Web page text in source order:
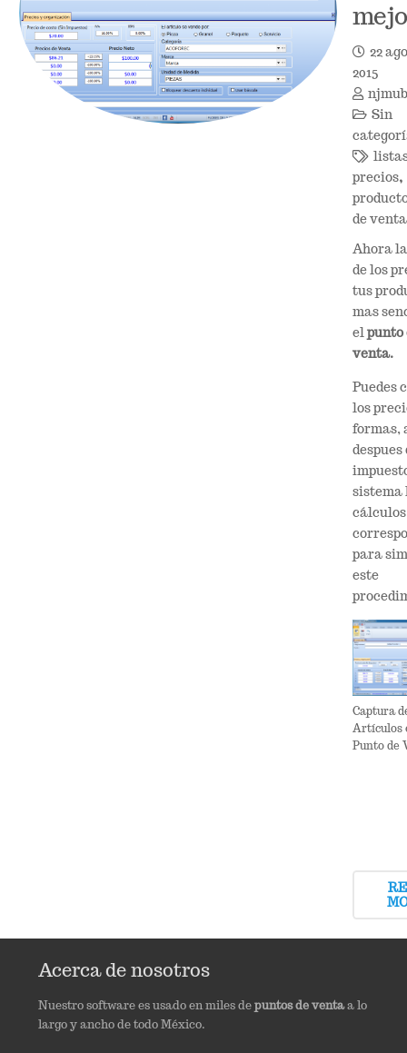
22
2015
Sin
precios,
de venta
Ahora
de los
tus
mas
elpunto
venta.
Puedes
los
formas,
despues
sistema
cálculos
para
este
Captura
Artículos
Punto de
Acerca de nosotros
Nuestro software es usado en miles depuntos de ventaa lo
largo y ancho de todo México.